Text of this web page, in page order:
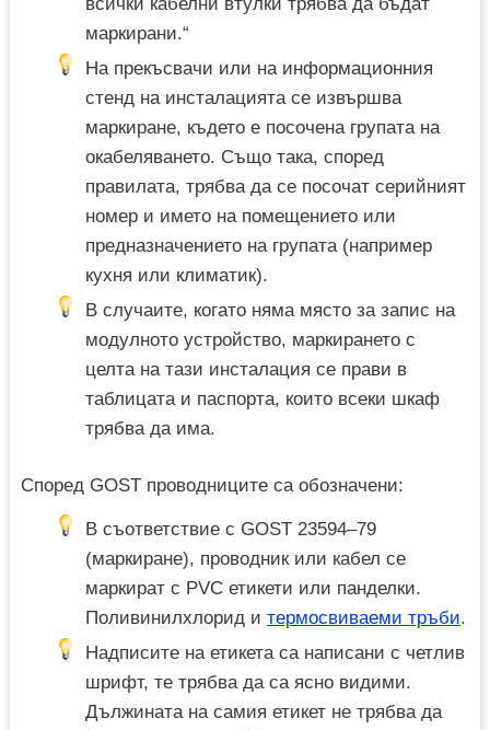
маркирани.“
На прекъсвачи или на информационния
стенд на инсталацията се извършва
маркиране, където е посочена групата на
окабеляването. Също така, според
правилата, трябва да се посочат серийният
номер и името на помещението или
предназначението на групата (например
кухня или климатик).
В случаите, когато няма място за запис на
модулното устройство, маркирането с
целта на тази инсталация се прави в
таблицата и паспорта, които всеки шкаф
трябва да има.
Според GOST проводниците са обозначени:
В съответствие с GOST 23594–79
(маркиране), проводник или кабел се
маркират с PVC етикети или панделки.
Поливинилхлорид и термосвиваеми тръби.
Надписите на етикета са написани с четлив
шрифт, те трябва да са ясно видими.
Дължината на самия етикет не трябва да